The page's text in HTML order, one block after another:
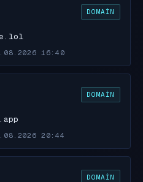
DOMAIN
16:40
DOMAIN
20:44
DOMAIN